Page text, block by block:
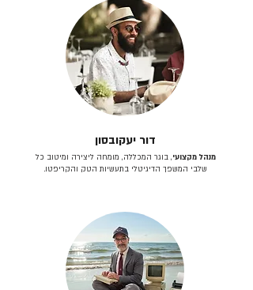
דור יעקובסון
מנהל מקצועי, בוגר המכללה, מומחה ליצירה ומיטוב כל
שלבי המשפך הדיגיטלי בתעשיות הטק והקריפטו.